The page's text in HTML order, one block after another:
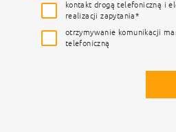
kontakt drogą telefoniczną i
realizacji zapytania*
otrzymywanie komunikacji
telefoniczną